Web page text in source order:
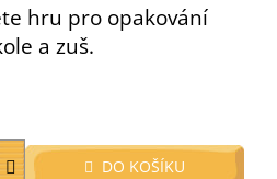
hru pro opakování
a zuš.
DO KOŠÍKU